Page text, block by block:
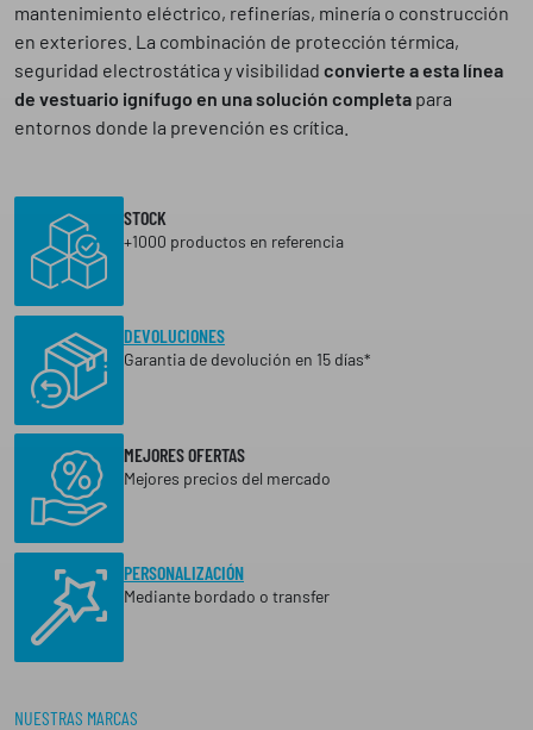
mantenimiento eléctrico, refinerías, minería o construcción
en exteriores. La combinación de protección térmica,
seguridad electrostática y visibilidad convierte a esta línea
de vestuario ignífugo en una solución completa para
entornos donde la prevención es crítica.
STOCK
+1000 productos en referencia
DEVOLUCIONES
Garantia de devolución en 15 días*
MEJORES OFERTAS
Mejores precios del mercado
PERSONALIZACIÓN
Mediante bordado o transfer
NUESTRAS MARCAS